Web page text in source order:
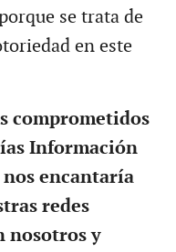
se trata de
en este
comprometidos
Información
encantaría
redes
nosotros y